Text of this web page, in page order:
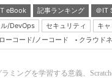
eBook 記事ランキング ＠IT
/DevOps セキュリティ キ
ローコード/ノーコード クラウド
ラミングを学習する意義、